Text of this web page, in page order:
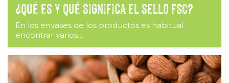
¿Qué es y qué significa el sello FSC?
En los envases de los productos es habitual
encontrar varios…